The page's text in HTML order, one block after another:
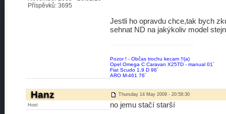
Příspěvků: 3695
Jestli ho opravdu chce,tak bych
sehnat ND na jakýkoliv model
Pozor ! - Občas trochu kecam !!(a)
Opel Omega C Caravan X25TD - manual 01´
Fiat Scudo 1,9 D 96´
ARO M-461 76´
Hanz Thursday 14 May 2009 - 20:58:30
Host no jemu stačí starší